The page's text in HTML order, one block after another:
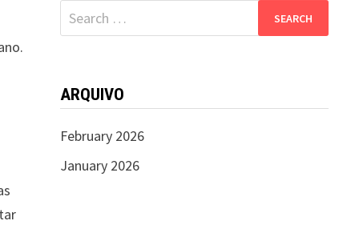
Search
for:
ARQUIVO
February 2026
January 2026